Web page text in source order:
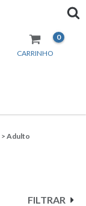
CARRINHO
0
> Adulto
FILTRAR